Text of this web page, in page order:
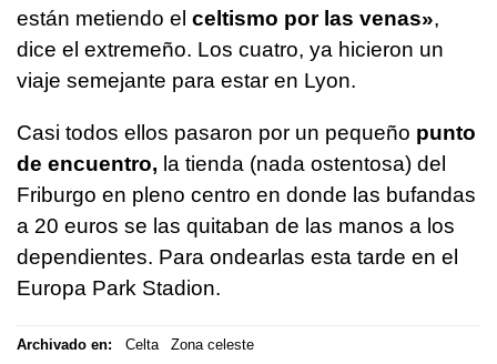
están metiendo el celtismo por las venas»,
dice el extremeño. Los cuatro, ya hicieron un
viaje semejante para estar en Lyon.
Casi todos ellos pasaron por un pequeño punto
de encuentro, la tienda (nada ostentosa) del
Friburgo en pleno centro en donde las bufandas
a 20 euros se las quitaban de las manos a los
dependientes. Para ondearlas esta tarde en el
Europa Park Stadion.
Archivado en: Celta Zona celeste